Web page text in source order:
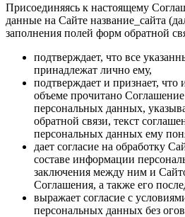
Присоединяясь к настоящему
данные на Сайте название_сайта
заполнения полей форм обратной
подтверждает, что все
принадлежат лично ему,
подтверждает и признает,
объеме прочитано
персональных данных,
обратной связи, текст
персональных данных ему
дает согласие на обработку
составе информации
заключения между ним и
Соглашения, а также его
выражает согласие с
персональных данных без